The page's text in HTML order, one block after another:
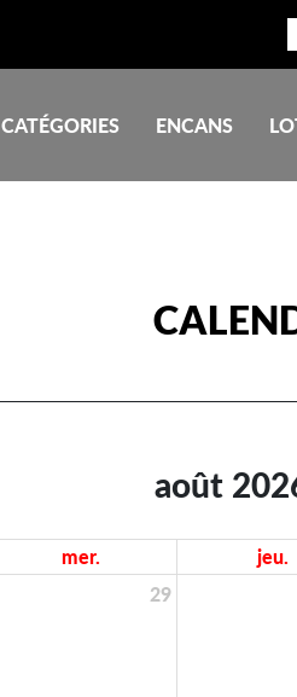
CATÉGORIES ENCANS
août
mer. jeu.
29